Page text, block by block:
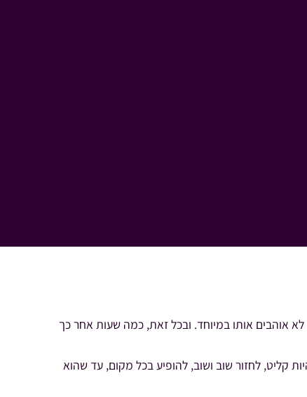
אוהבים אותו במיוחד. ובכל זאת, כמה שעות אחר כך
קליט, לחזור שוב ושוב, להופיע בכל מקום, עד שהוא